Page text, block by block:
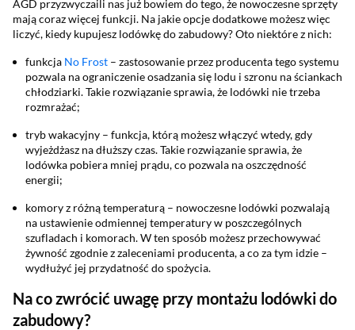
AGD przyzwyczaili nas już bowiem do tego, że nowoczesne sprzęty
mają coraz więcej funkcji. Na jakie opcje dodatkowe możesz więc
liczyć, kiedy kupujesz lodówkę do zabudowy? Oto niektóre z nich:
funkcja No Frost – zastosowanie przez producenta tego systemu
pozwala na ograniczenie osadzania się lodu i szronu na ściankach
chłodziarki. Takie rozwiązanie sprawia, że lodówki nie trzeba
rozmrażać;
tryb wakacyjny – funkcja, którą możesz włączyć wtedy, gdy
wyjeżdżasz na dłuższy czas. Takie rozwiązanie sprawia, że
lodówka pobiera mniej prądu, co pozwala na oszczędność
energii;
komory z różną temperaturą – nowoczesne lodówki pozwalają
na ustawienie odmiennej temperatury w poszczególnych
szufladach i komorach. W ten sposób możesz przechowywać
żywność zgodnie z zaleceniami producenta, a co za tym idzie –
wydłużyć jej przydatność do spożycia.
Na co zwrócić uwagę przy montażu lodówki do
zabudowy?